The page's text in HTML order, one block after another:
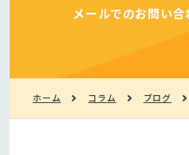
メールでのお問い合
ホーム コラム ブログ